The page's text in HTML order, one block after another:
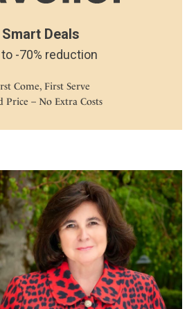
Smart Deals
-70% reduction
Come, First Serve
Price – No Extra Costs